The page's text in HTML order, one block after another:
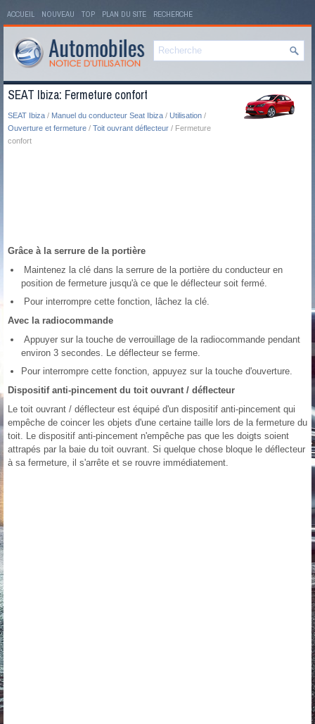
ACCUEIL NOUVEAU TOP PLAN DU SITE RECHERCHE
SEAT Ibiza: Fermeture confort
SEAT Ibiza / Manuel du conducteur Seat Ibiza / Utilisation /
Ouverture et fermeture / Toit ouvrant déflecteur / Fermeture
confort
Grâce à la serrure de la portière
Maintenez la clé dans la serrure de la portière du conducteur en
position de fermeture jusqu'à ce que le déflecteur soit fermé.
Pour interrompre cette fonction, lâchez la clé.
Avec la radiocommande
Appuyer sur la touche de verrouillage de la radiocommande pendant
environ 3 secondes. Le déflecteur se ferme.
Pour interrompre cette fonction, appuyez sur la touche d'ouverture.
Dispositif anti-pincement du toit ouvrant / déflecteur
Le toit ouvrant / déflecteur est équipé d'un dispositif anti-pincement qui
empêche de coincer les objets d'une certaine taille lors de la fermeture du
toit. Le dispositif anti-pincement n'empêche pas que les doigts soient
attrapés par la baie du toit ouvrant. Si quelque chose bloque le déflecteur
à sa fermeture, il s'arrête et se rouvre immédiatement.